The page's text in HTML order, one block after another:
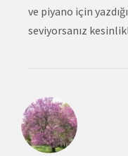
ve piyano için
seviyorsanız